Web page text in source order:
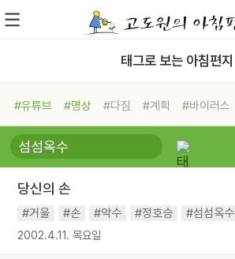
태그로 보는 아침편지
#유튜브 #명상 #다짐 #계획 #바이러스
#비전캠프
#독서캠프 #삶
#희망
#나눔 #친구 #링컨학교
#독서
#건강
당신의 손
#거울 #손 #악수 #정호승 #섬섬옥수
2002.4.11. 목요일